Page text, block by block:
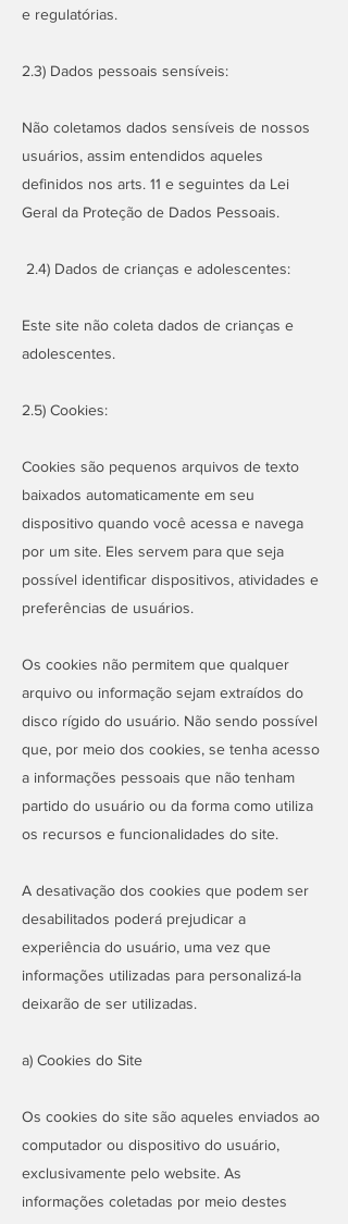
e regulatórias.
2.3) Dados pessoais sensíveis:
Não coletamos dados sensíveis de nossos
usuários, assim entendidos aqueles
definidos nos arts. 11 e seguintes da Lei
Geral da Proteção de Dados Pessoais.
2.4) Dados de crianças e adolescentes:
Este site não coleta dados de crianças e
adolescentes.
2.5) Cookies:
Cookies são pequenos arquivos de texto
baixados automaticamente em seu
dispositivo quando você acessa e navega
por um site. Eles servem para que seja
possível identificar dispositivos, atividades e
preferências de usuários.
Os cookies não permitem que qualquer
arquivo ou informação sejam extraídos do
disco rígido do usuário. Não sendo possível
que, por meio dos cookies, se tenha acesso
a informações pessoais que não tenham
partido do usuário ou da forma como utiliza
os recursos e funcionalidades do site.
A desativação dos cookies que podem ser
desabilitados poderá prejudicar a
experiência do usuário, uma vez que
informações utilizadas para personalizá-la
deixarão de ser utilizadas.
a) Cookies do Site
Os cookies do site são aqueles enviados ao
computador ou dispositivo do usuário,
exclusivamente pelo website. As
informações coletadas por meio destes